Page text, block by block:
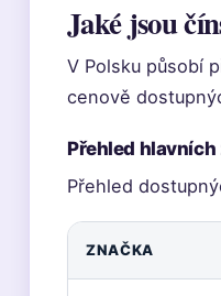
Jaké jsou
V Polsku působí
cenově
Přehled
Přehled
ZNAČKA